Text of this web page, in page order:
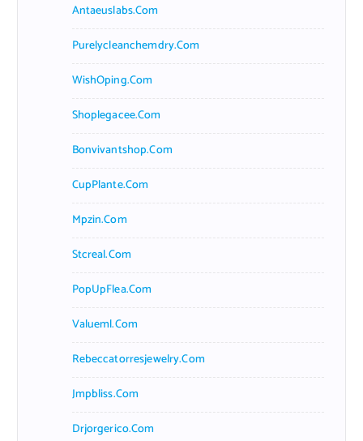
Antaeuslabs.com
Purelycleanchemdry.com
WishOping.com
Shoplegacee.com
Bonvivantshop.com
CupPlante.com
Mpzin.com
Stcreal.com
PopUpFlea.com
Valueml.com
Rebeccatorresjewelry.com
Jmpbliss.com
Drjorgerico.com